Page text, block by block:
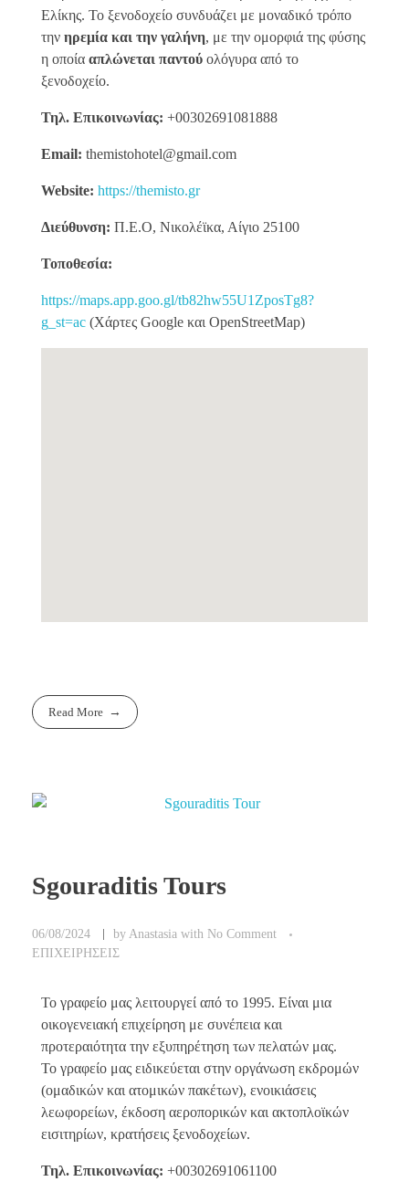
Ελίκης. Το ξενοδοχείο συνδυάζει με μοναδικό τρόπο
την ηρεμία και την γαλήνη, με την ομορφιά της φύσης
η οποία απλώνεται παντού ολόγυρα από το
ξενοδοχείο.
Τηλ. Επικοινωνίας: +00302691081888
Email: themistohotel@gmail.com
Website: https://themisto.gr
Διεύθυνση: Π.Ε.Ο, Νικολέϊκα, Αίγιο 25100
Τοποθεσία:
https://maps.app.goo.gl/tb82hw55U1ZposTg8?
g_st=ac (Χάρτες Google και OpenStreetMap)
Read More
Sgouraditis Tours
06/08/2024 by Anastasia with No Comment
ΕΠΙΧΕΙΡΗΣΕΙΣ
Το γραφείο μας λειτουργεί από το 1995. Είναι μια
οικογενειακή επιχείρηση με συνέπεια και
προτεραιότητα την εξυπηρέτηση των πελατών μας.
Το γραφείο μας ειδικεύεται στην οργάνωση εκδρομών
(ομαδικών και ατομικών πακέτων), ενοικιάσεις
λεωφορείων, έκδοση αεροπορικών και ακτοπλοϊκών
εισιτηρίων, κρατήσεις ξενοδοχείων.
Τηλ. Επικοινωνίας: +00302691061100